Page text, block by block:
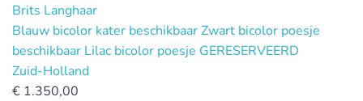
Brits Langhaar
Blauw bicolor kater beschikbaar Zwart bicolor poesje
beschikbaar Lilac bicolor poesje GERESERVEERD
Zuid-Holland
€ 1.350,00